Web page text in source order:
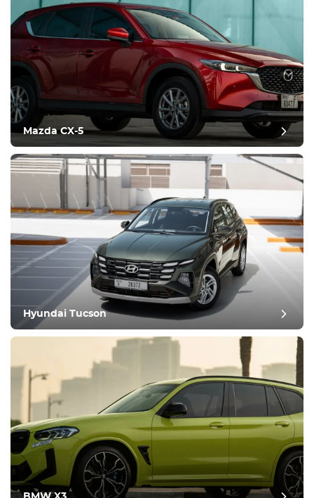
Mazda CX-5
Hyundai Tucson